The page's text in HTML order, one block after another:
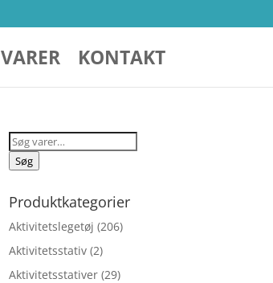
VARER KONTAKT
Søg
efter:
Søg
Produktkategorier
Aktivitetslegetøj (206)
Aktivitetsstativ (2)
Aktivitetsstativer (29)